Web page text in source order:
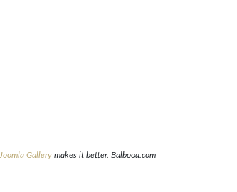
Joomla Gallery makes it better. Balbooa.com